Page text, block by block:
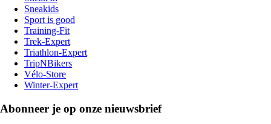
Sneakids
Sport is good
Training-Fit
Trek-Expert
Triathlon-Expert
TripNBikers
Vélo-Store
Winter-Expert
Abonneer je op onze nieuwsbrief